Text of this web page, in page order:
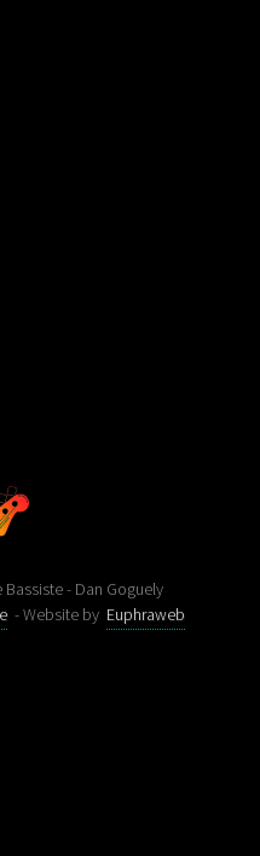
- Dan Goguely
- Website by Euphraweb